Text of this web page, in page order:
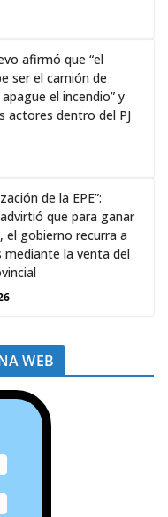
afirmó que “el
ser el camión de
el incendio” y
actores dentro del PJ
de la EPE”:
que para ganar
el gobierno recurra a
la venta del
WEB